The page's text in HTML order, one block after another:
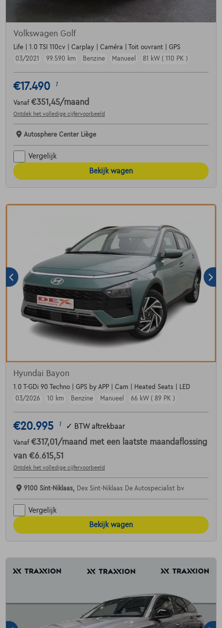
Volkswagen Golf
Life | 1.0 TSI 110cv | Carplay | Caméra | Toit ouvrant | GPS
03/2021
99.590 km Benzine Manueel 81 kW ( 110 PK )
€17.490 1
Vanaf €351,45/maand
Ontdek het volledige cijfervoorbeeld
Autosphere Center Liège
Vergelijk
Bekijk wagen
Hyundai Bayon
1.0 T-GDi 90 Techno | GPS by APP | Cam | Heated Seats | LED
03/2026
10 km Benzine Manueel 66 kW ( 89 PK )
€20.995 1 ✓ BTW aftrekbaar
Vanaf €317,01 /maand met een laatste maandaflossing
van €6.615,51
Ontdek het volledige cijfervoorbeeld
9100 Sint-Niklaas, Dex Sint-Niklaas De Autospecialist bv
Vergelijk
Bekijk wagen